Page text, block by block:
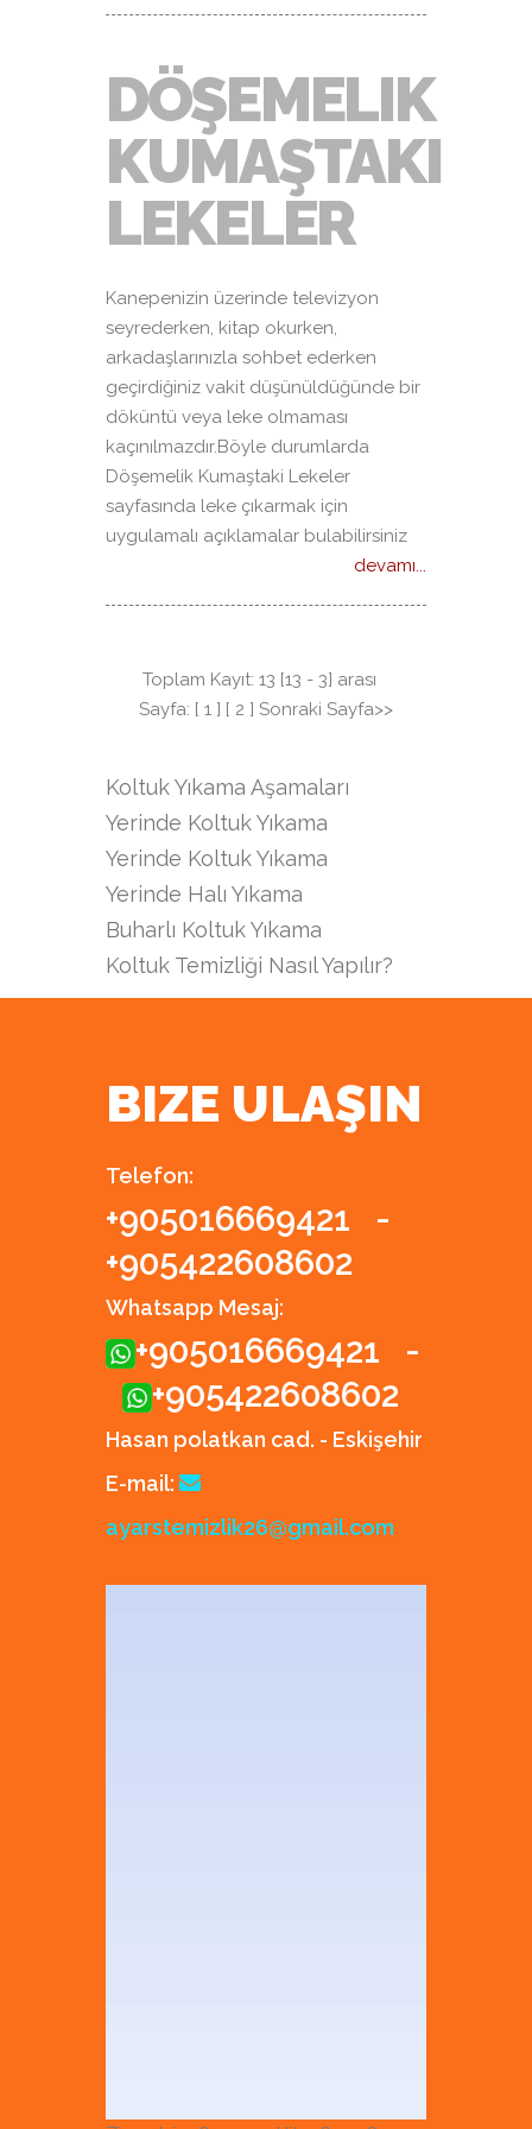
DÖŞEMELIK
KUMAŞTAKI
LEKELER
Kanepenizin üzerinde televizyon
seyrederken, kitap okurken,
arkadaşlarınızla sohbet ederken
geçirdiğiniz vakit düşünüldüğünde bir
döküntü veya leke olmaması
kaçınılmazdır.Böyle durumlarda
Döşemelik Kumaştaki Lekeler
sayfasında leke çıkarmak için
uygulamalı açıklamalar bulabilirsiniz
devamı...
Toplam Kayıt: 13 [13 - 3] arası
Sayfa: [ 1 ] [ 2 ] Sonraki Sayfa>>
Koltuk Yıkama Aşamaları
Yerinde Koltuk Yıkama
Yerinde Koltuk Yıkama
Yerinde Halı Yıkama
Buharlı Koltuk Yıkama
Koltuk Temizliği Nasıl Yapılır?
BIZE ULAŞIN
Telefon:
+905016669421 -
+905422608602
Whatsapp Mesaj:
+905016669421 -
+905422608602
Hasan polatkan cad. - Eskişehir
E-mail:
ayarstemizlik26@gmail.com